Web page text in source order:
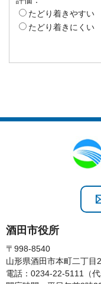
たどり着きやすい
たどり着きにくい
酒田市役所
〒998-8540
山形県酒田市本町二丁目
電話：0234-22-5111（代